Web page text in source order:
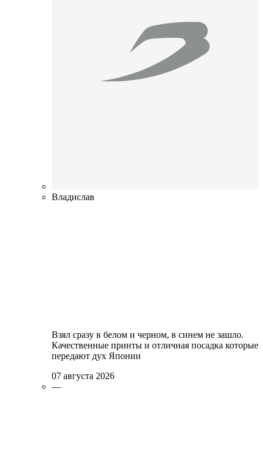
Владислав
Взял сразу в белом и черном, в синем не зашло.
Качественные принты и отличная посадка которые
передают дух Японии
07 августа 2026
—